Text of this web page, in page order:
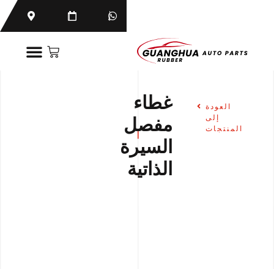
العودة
إلى
المنتجات
غطاء
مفصل
السيرة
الذاتية